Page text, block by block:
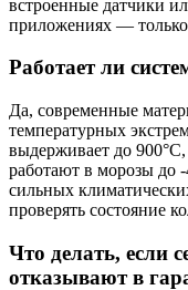
встроенные датчики
приложениях — только
Работает ли
Да, современные
температурных
выдерживает до
работают в морозы до
сильных
проверять состояние
Что делать, если
отказывают в